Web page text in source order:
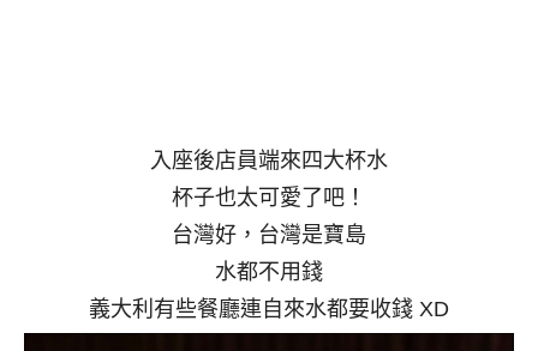
入座後店員端來四大杯水
杯子也太可愛了吧！
台灣好，台灣是寶島
水都不用錢
義大利有些餐廳連自來水都要收錢 XD